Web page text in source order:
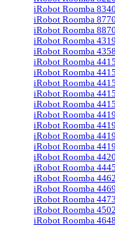
iRobot Roomba
iRobot Roomba
iRobot Roomba
iRobot Roomba
iRobot Roomba
iRobot Roomba
iRobot Roomba
iRobot Roomba
iRobot Roomba
iRobot Roomba
iRobot Roomba
iRobot Roomba
iRobot Roomba
iRobot Roomba
iRobot Roomba
iRobot Roomba
iRobot Roomba
iRobot Roomba
iRobot Roomba
iRobot Roomba
iRobot Roomba